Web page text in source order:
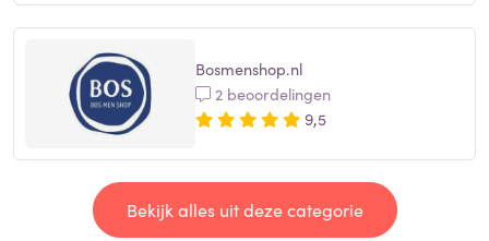
Bosmenshop.nl
2 beoordelingen
9,5
Bekijk alles uit deze categorie